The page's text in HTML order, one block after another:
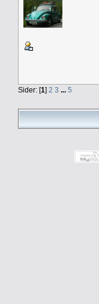
Sider: [1] 2 3 ... 5